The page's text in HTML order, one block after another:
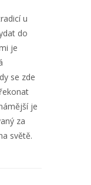
u
do
je
se zde
je
za
světě.